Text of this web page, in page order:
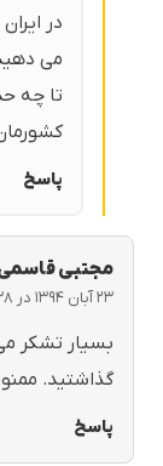
در
می
تا چه
پاسخ
مجتبی
۲۳ آبان ۱۳۹۴ در ۳:۳۸ قبل از ظهر
بسیار تشکر
گذاشتید.
پاسخ